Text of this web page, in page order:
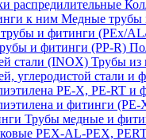
Медные трубы
Трубы из
Трубы медные и